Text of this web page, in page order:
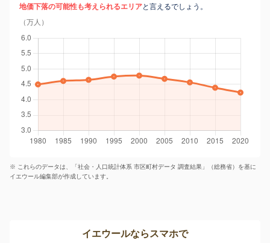
地価下落の可能性も考えられるエリアと言えるでしょう。
（万人）
※ これらのデータは、「社会・人口統計体系 市区町村データ 調査結果」（総務省）を基に
イエウール編集部が作成しています。
イエウールならスマホで